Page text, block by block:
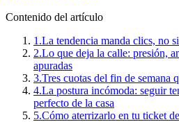
Contenido del artículo
1.La tendencia manda clics, no
2.Lo que deja la calle: presión,
apuradas
3.Tres cuotas del fin de semana
4.La postura incómoda: seguir
perfecto de la casa
5.Cómo aterrizarlo en tu ticket